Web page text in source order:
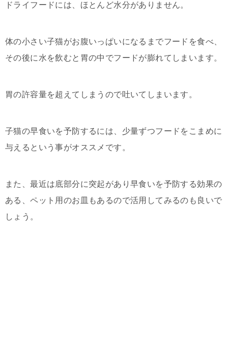
ドライフードには、ほとんど水分がありません。
体の小さい子猫がお腹いっぱいになるまでフードを食べ、
その後に水を飲むと胃の中でフードが膨れてしまいます。
胃の許容量を超えてしまうので吐いてしまいます。
子猫の早食いを予防するには、少量ずつフードをこまめに
与えるという事がオススメです。
また、最近は底部分に突起があり早食いを予防する効果の
ある、ペット用のお皿もあるので活用してみるのも良いで
しょう。